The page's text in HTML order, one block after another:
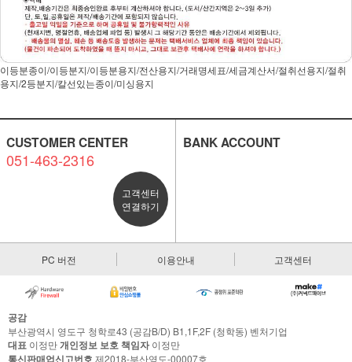
이등분종이/이등분지/이등분용지/전산용지/거래명세표/세금계산서/절취선용지/절취
용지/2등분지/칼선있는종이/미싱용지
CUSTOMER CENTER
051-463-2316
고객센터
연결하기
BANK ACCOUNT
PC 버전 이용안내 고객센터
공감
부산광역시 영도구 청학로43 (공감B/D) B1,1F,2F (청학동) 벤처기업
대표 이정만개인정보 보호 책임자이정만
통신판매업신고번호 제2018-부산영도-00007호